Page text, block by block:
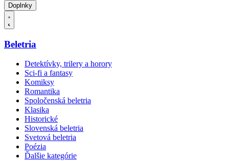
Doplnky
Beletria
Detektívky, trilery a horory
Sci-fi a fantasy
Komiksy
Romantika
Spoločenská beletria
Klasika
Historické
Slovenská beletria
Svetová beletria
Poézia
Ďalšie kategórie